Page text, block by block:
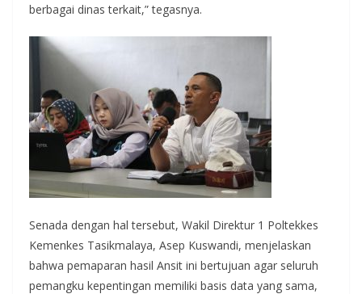
berbagai dinas terkait,” tegasnya.
Senada dengan hal tersebut, Wakil Direktur 1 Poltekkes
Kemenkes Tasikmalaya, Asep Kuswandi, menjelaskan
bahwa pemaparan hasil Ansit ini bertujuan agar seluruh
pemangku kepentingan memiliki basis data yang sama,